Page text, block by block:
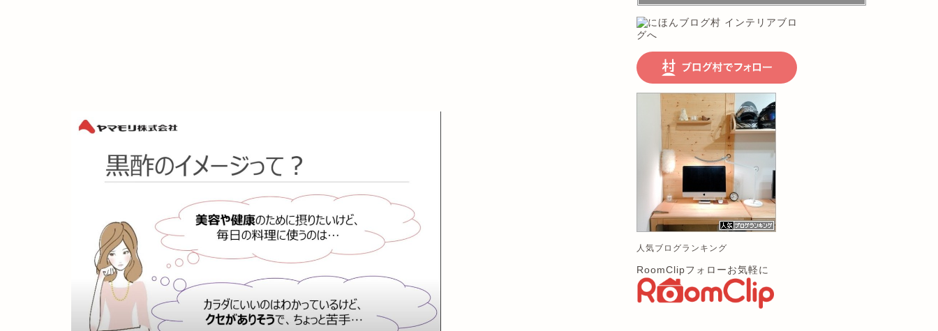
人気ブログランキング
RoomClipフォローお気軽に